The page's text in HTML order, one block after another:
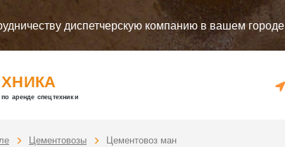
диспетчерскую компанию в вашем городе
аренде спецтехники
Цементовозы Цементовоз ман